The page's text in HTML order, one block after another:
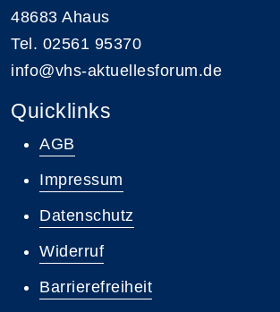
48683 Ahaus
Tel. 02561 95370
info@vhs-aktuellesforum.de
Quicklinks
AGB
Impressum
Datenschutz
Widerruf
Barrierefreiheit